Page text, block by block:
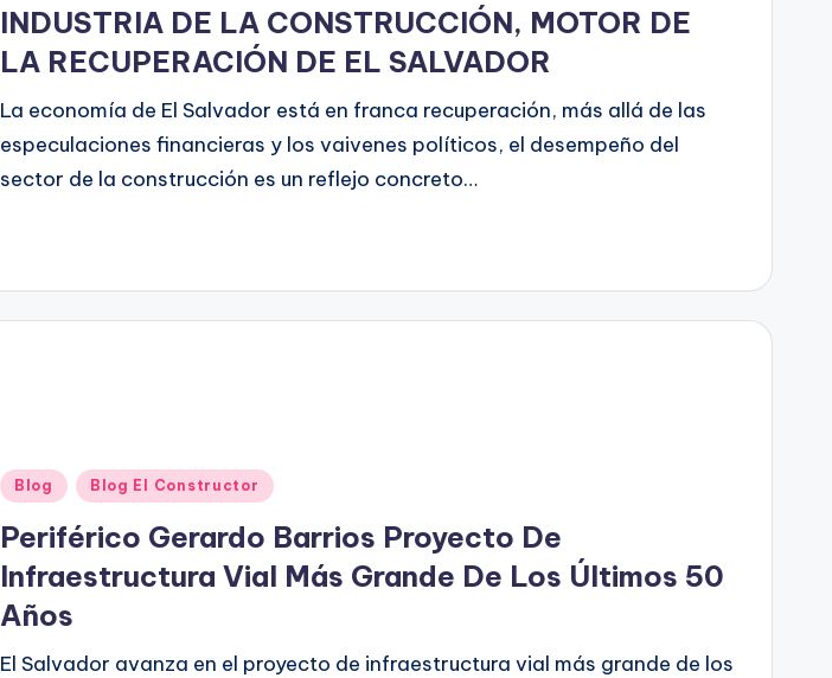
INDUSTRIA DE LA CONSTRUCCIÓN, MOTOR DE
LA RECUPERACIÓN DE EL SALVADOR
La economía de El Salvador está en franca recuperación, más allá de las
especulaciones financieras y los vaivenes políticos, el desempeño del
sector de la construcción es un reflejo concreto…
Blog Blog El Constructor
Periférico Gerardo Barrios Proyecto De
Infraestructura Vial Más Grande De Los Últimos 50
Años
El Salvador avanza en el proyecto de infraestructura vial más grande de los